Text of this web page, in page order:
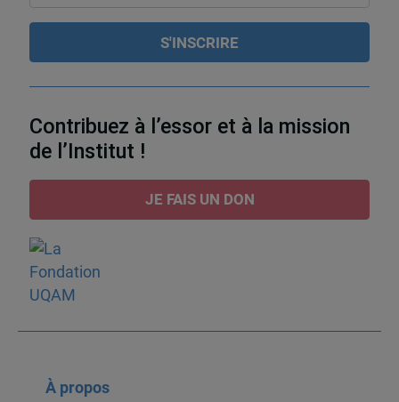
Contribuez à l’essor et à la mission
de l’Institut !
JE FAIS UN DON
À propos